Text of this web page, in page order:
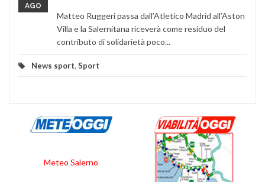
AGO
Matteo Ruggeri passa dall’Atletico Madrid all’Aston
Villa e la Salernitana riceverà come residuo del
contributo di solidarietà poco...
News sport, Sport
Meteo Salerno